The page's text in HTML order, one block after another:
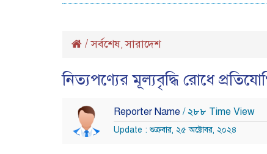
/সর্বশেষ,সারাদেশ
নিত্যপণ্যের মূল্যবৃদ্ধি রোধে
Reporter Name / ২৮৮ Time View
Update : শুক্রবার, ২৫ অক্টোবর, ২০২৪